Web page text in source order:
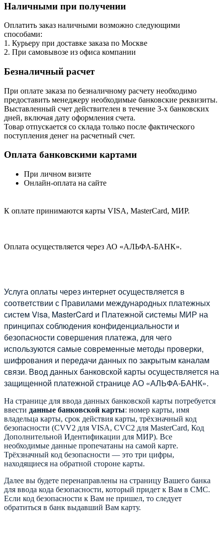
Наличными при получении
Оплатить заказ наличными возможно следующими
способами:
1. Курьеру при доставке заказа по Москве
2. При самовывозе из офиса компании
Безналичный расчет
При оплате заказа по безналичному расчету необходимо
предоставить менеджеру необходимые банковские реквизиты.
Выставленный счет действителен в течение 3-х банковских
дней, включая дату оформления cчета.
Товар отпускается со склада только после фактического
поступления денег на расчетный счет.
Оплата банковскими картами
При личном визите
Онлайн-оплата на сайте
К оплате принимаются карты VISA, MasterCard, МИР.
Оплата осуществляется через АО «АЛЬФА-БАНК».
Услуга оплаты через интернет осуществляется в
соответствии с Правилами международных платежных
систем Visa, MasterCard и Платежной системы МИР на
принципах соблюдения конфиденциальности и
безопасности совершения платежа, для чего
используются самые современные методы проверки,
шифрования и передачи данных по закрытым каналам
связи. Ввод данных банковской карты осуществляется на
защищенной платежной странице АО «АЛЬФА-БАНК».
На странице для ввода данных банковской карты потребуется
ввести данные банковской карты: номер карты, имя
владельца карты, срок действия карты, трёхзначный код
безопасности (CVV2 для VISA, CVC2 для MasterCard, Код
Дополнительной Идентификации для МИР). Все
необходимые данные пропечатаны на самой карте.
Трёхзначный код безопасности — это три цифры,
находящиеся на обратной стороне карты.
Далее вы будете перенаправлены на страницу Вашего банка
для ввода кода безопасности, который придет к Вам в СМС.
Если код безопасности к Вам не пришел, то следует
обратиться в банк выдавший Вам карту.